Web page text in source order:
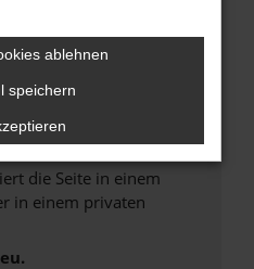
zum Beispiel deine
wie Werbeblocker,
die Seite in einem
in einem privaten
ablehnen
speichern